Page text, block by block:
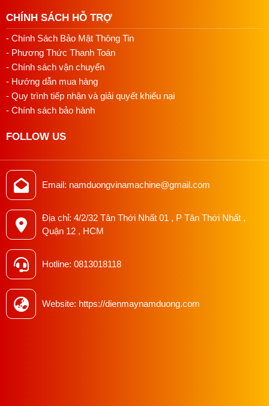
CHÍNH SÁCH HỖ TRỢ
- Chính Sách Bảo Mật Thông Tin
- Phương Thức Thanh Toán
- Chính sách vận chuyển
- Hướng dẫn mua hàng
- Quy trình tiếp nhận và giải quyết khiếu nại
- Chính sách bảo hành
FOLLOW US
Email: namduongvinamachine@gmail.com
Địa chỉ: 4/2/32 Tân Thới Nhất 01 , P Tân Thới Nhất ,
Quận 12 , HCM
Hotline: 0813018118
Website: https://dienmaynamduong.com